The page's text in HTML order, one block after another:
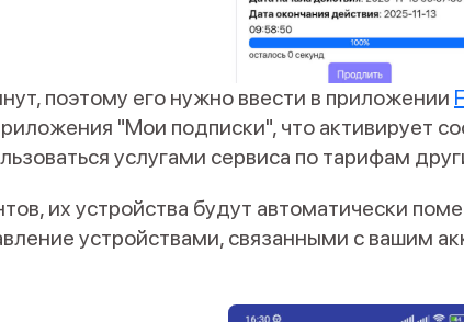
поэтому его нужно ввести в приложении
"Мои подписки", что активирует
услугами сервиса по тарифам
их устройства будут автоматически
устройствами, связанными с вашим